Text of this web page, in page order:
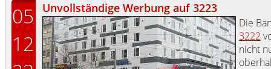
05
12
Unvollständige Werbung auf 3223
Die
3222
nicht